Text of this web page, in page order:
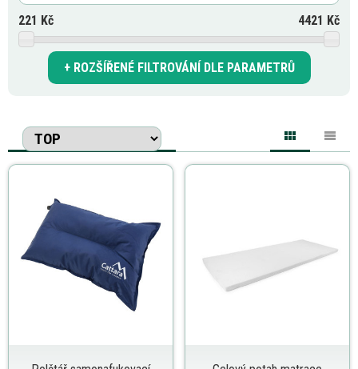
221 Kč 4421 Kč
ROZŠÍŘENÉ FILTROVÁNÍ DLE PARAMETRŮ